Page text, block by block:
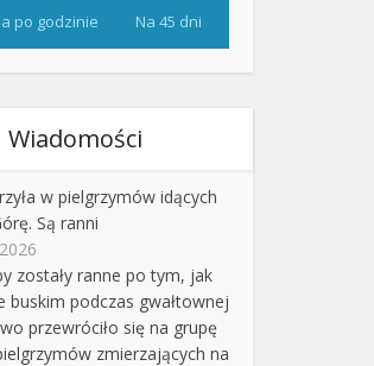
po godzinie Na 45 dni
Wiadomości
w pielgrzymów idących
Są ranni
zostały ranne po tym, jak
buskim podczas gwałtownej
przewróciło się na grupę
zmierzających na